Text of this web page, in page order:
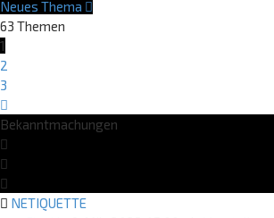
Neues Thema
63 Themen
1
2
3
Bekanntmachungen
NETIQUETTE